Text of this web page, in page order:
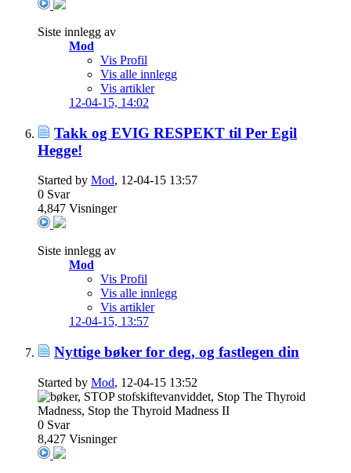
Siste innlegg av
Mod
Vis Profil
Vis alle innlegg
Vis artikler
12-04-15, 14:02
Takk og EVIG RESPEKT til Per Egil
Hegge!
Started by Mod, 12-04-15 13:57
0 Svar
4,847 Visninger
Siste innlegg av
Mod
Vis Profil
Vis alle innlegg
Vis artikler
12-04-15, 13:57
Nyttige bøker for deg, og fastlegen din
Started by Mod, 12-04-15 13:52
0 Svar
8,427 Visninger